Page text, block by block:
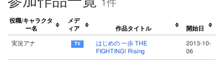
1件
役職/キャラクタ
ー名
メデ
ィア
作品タイトル 開始日
実況アナ
はじめの 一歩 THE
FIGHTING! Rising
2013-10-
06